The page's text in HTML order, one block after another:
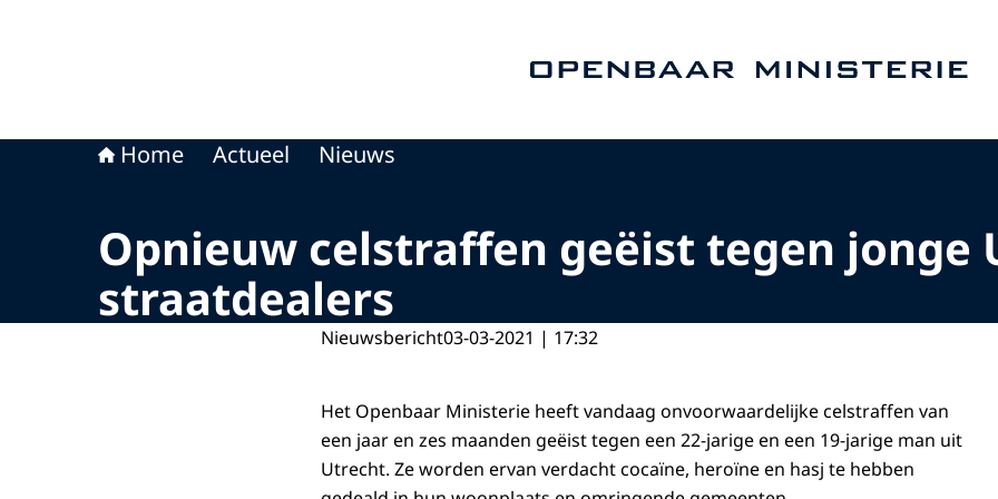
Home Actueel Nieuws
Opnieuw celstraffen geëist tegen jonge
straatdealers
Nieuwsbericht03-03-2021 | 17:32
Het Openbaar Ministerie heeft vandaag onvoorwaardelijke celstraffen van
een jaar en zes maanden geëist tegen een 22-jarige en een 19-jarige man uit
Utrecht. Ze worden ervan verdacht cocaïne, heroïne en hasj te hebben